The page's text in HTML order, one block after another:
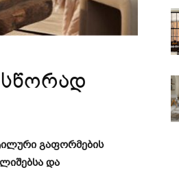
გაფორმების
და